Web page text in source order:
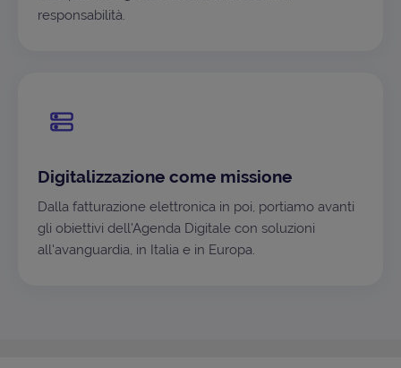
responsabilità.
Digitalizzazione come missione
Dalla fatturazione elettronica in poi, portiamo avanti
gli obiettivi dell'Agenda Digitale con soluzioni
all'avanguardia, in Italia e in Europa.